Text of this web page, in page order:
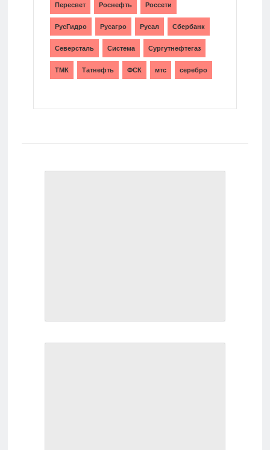
Пересвет Роснефть Россети
РусГидро Русагро Русал Сбербанк
Северсталь Система Сургутнефтегаз
ТМК Татнефть ФСК мтс серебро